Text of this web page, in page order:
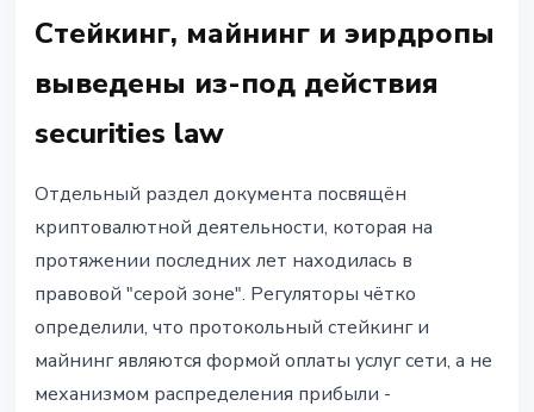
Стейкинг, майнинг и эирдропы
выведены из-под действия
securities law
Отдельный раздел документа посвящён
криптовалютной деятельности, которая на
протяжении последних лет находилась в
правовой "серой зоне". Регуляторы чётко
определили, что протокольный стейкинг и
майнинг являются формой оплаты услуг сети, а не
механизмом распределения прибыли -